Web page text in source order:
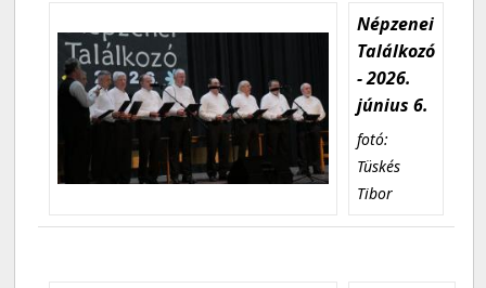
Népzenei
Találkozó
- 2026.
június 6.
fotó:
Tüskés
Tibor